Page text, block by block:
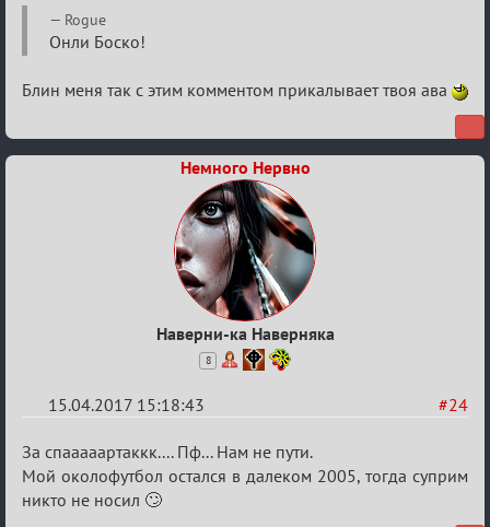
Re:
Околофутбольщики
Rogue
Онли Боско!
Блин меня так с этим комментом прикалывает твоя ава
Немного Нервно
Наверни-ка Наверняка
8
#24
15.04.2017 15:18:43
Re:
Околофутбольщики
есть?
За спааааартаккк.... Пф... Нам не пути.
Мой околофутбол остался в далеком 2005, тогда суприм
никто не носил 🙄